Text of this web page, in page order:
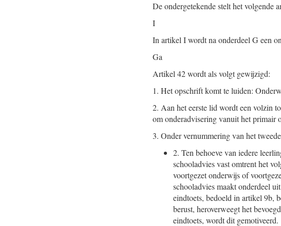
De ondergetekende stelt het volgende
I
In artikel I wordt na onderdeel G een
Ga
Artikel 42 wordt als volgt gewijzigd:
1. Het opschrift komt te luiden:
2. Aan het eerste lid wordt een volzin
om onderadvisering vanuit het primair
3. Onder vernummering van het
2. Ten behoeve van iedere
schooladvies vast omtrent het
voortgezet onderwijs of
schooladvies maakt onderdeel
eindtoets, bedoeld in artikel 9b,
berust, heroverweegt het
eindtoets, wordt dit gemotiveerd.